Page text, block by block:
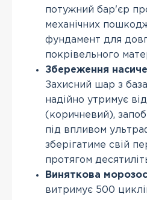
потужний бар'єр
механічних
фундамент для
покрівельного
Збереження
Захисний шар з
надійно утримує
(коричневий),
під впливом
зберігатиме свій
протягом
Виняткова
витримує 500